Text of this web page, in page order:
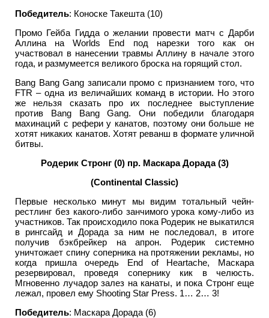
Победитель: Коноске Такешта (10)
Промо Гейба Гидда о желании провести матч с Дарби
Аллина на Worlds End под нарезки того как он
участвовал в нанесении травмы Аллину в начале этого
года, и размумеется великого броска на горящий стол.
Bang Bang Gang записали промо с признанием того, что
FTR – одна из величайших команд в истории. Но этого
же нельзя сказать про их последнее выступление
против Bang Bang Gang. Они победили благодаря
махинаций с рефери у канатов, поэтому они больше не
хотят никаких канатов. Хотят реванш в формате уличной
битвы.
Родерик Стронг (0) пр. Маскара Дорада (3)
(Continental Classic)
Первые несколько минут мы видим тотальный чейн-
рестлинг без какого-либо занчимого урока кому-либо из
участников. Так происходило пока Родерик не выкатился
в рингсайд и Дорада за ним не последовал, в итоге
получив бэкбрейкер на апрон. Родерик системно
уничтожает спину соперника на протяжении рекламы, но
когда пришла очередь End of Heartache, Маскара
резервировал, проведя сопернику кик в челюсть.
Мгновенно лучадор залез на канаты, и пока Стронг еще
лежал, провел ему Shooting Star Press. 1… 2… 3!
Победитель: Маскара Дорада (6)